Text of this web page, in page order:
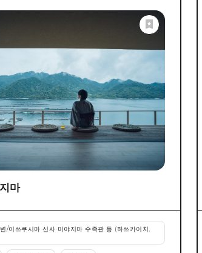
마
/이쓰쿠시마 신사·미야지마 수족관 등 (하쓰카이치,